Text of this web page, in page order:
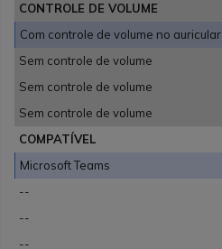
CONTROLE DE VOLUME
Com controle de volume no auricular
Sem controle de volume
Sem controle de volume
Sem controle de volume
COMPATÍVEL
Microsoft Teams
--
--
--